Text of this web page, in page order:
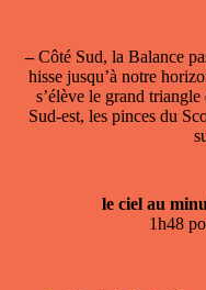
–Côté Sud, la Balance
hisse jusqu’à notre
s’élève le grand
Sud-est, les pinces du
le ciel au
1h48